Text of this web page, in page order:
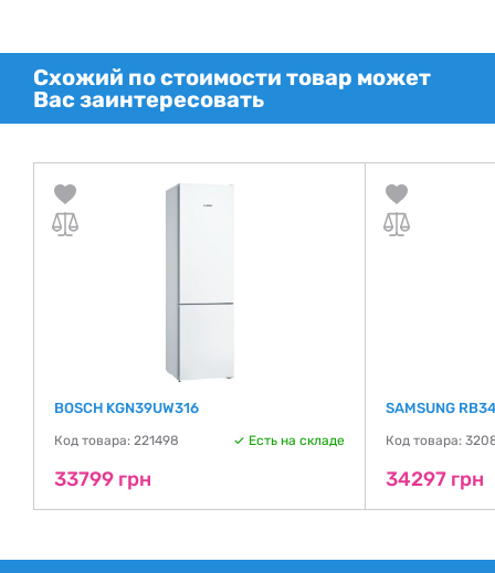
Схожий по стоимости товар может
Вас заинтересовать
BOSCH KGN39UW316
Код товара: 221498 Есть на складе
33799 грн
SAMSUNG
Код товара:
34297 грн